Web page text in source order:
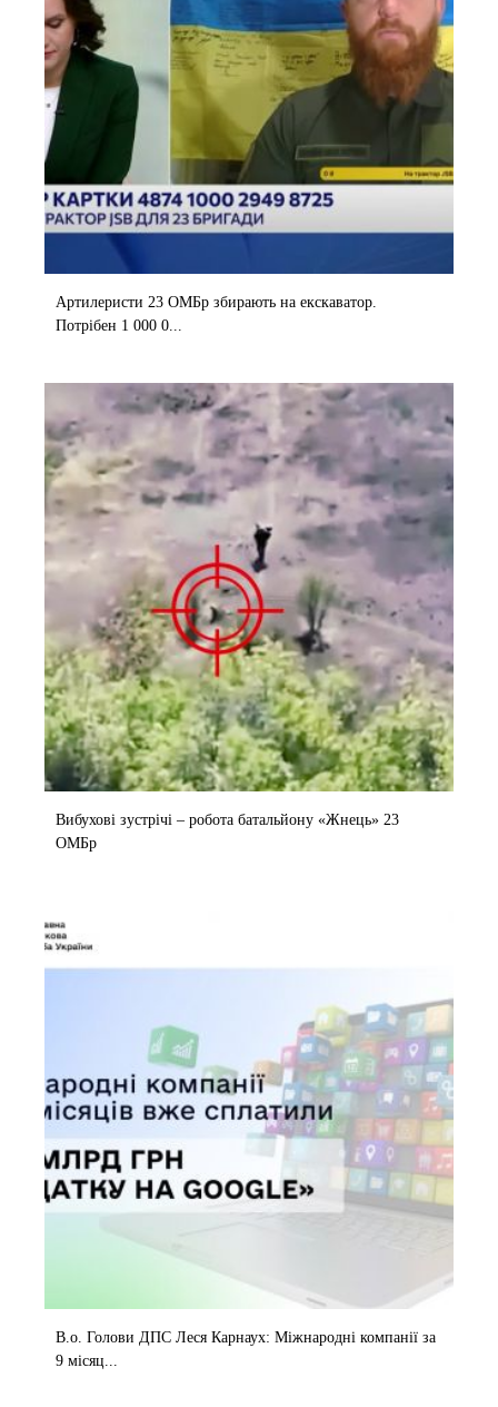
Артилеристи 23 ОМБр збирають на екскаватор.
Потрібен 1 000 0...
Вибухові зустрічі – робота батальйону «Жнець» 23
ОМБр
В.о. Голови ДПС Леся Карнаух: Міжнародні компанії за
9 місяц...